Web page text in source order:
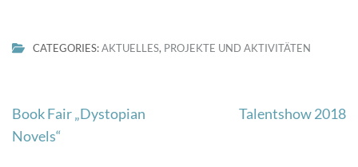
CATEGORIES:AKTUELLES, PROJEKTE UND AKTIVITÄTEN
Beitragsnavigation
Book Fair „Dystopian
Novels“
Talentshow 2018